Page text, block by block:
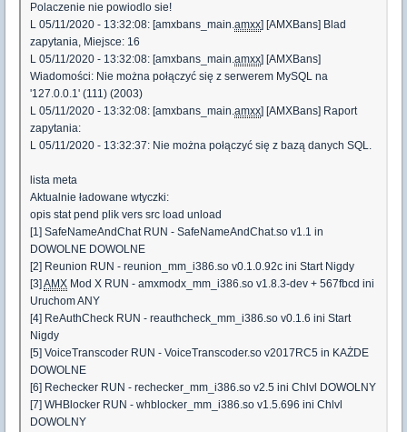
Polaczenie nie powiodlo sie!
L 05/11/2020 - 13:32:08: [amxbans_main.amxx] [AMXBans] Blad
zapytania, Miejsce: 16
L 05/11/2020 - 13:32:08: [amxbans_main.amxx] [AMXBans]
Wiadomości: Nie można połączyć się z serwerem MySQL na
'127.0.0.1' (111) (2003)
L 05/11/2020 - 13:32:08: [amxbans_main.amxx] [AMXBans] Raport
zapytania:
L 05/11/2020 - 13:32:37: Nie można połączyć się z bazą danych SQL.
lista meta
Aktualnie ładowane wtyczki:
opis stat pend plik vers src load unload
[1] SafeNameAndChat RUN - SafeNameAndChat.so v1.1 in
DOWOLNE DOWOLNE
[2] Reunion RUN - reunion_mm_i386.so v0.1.0.92c ini Start Nigdy
[3] AMX Mod X RUN - amxmodx_mm_i386.so v1.8.3-dev + 567fbcd ini
Uruchom ANY
[4] ReAuthCheck RUN - reauthcheck_mm_i386.so v0.1.6 ini Start
Nigdy
[5] VoiceTranscoder RUN - VoiceTranscoder.so v2017RC5 in KAŻDE
DOWOLNE
[6] Rechecker RUN - rechecker_mm_i386.so v2.5 ini Chlvl DOWOLNY
[7] WHBlocker RUN - whblocker_mm_i386.so v1.5.696 ini Chlvl
DOWOLNY